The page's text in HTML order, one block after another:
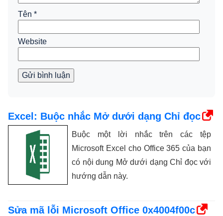
Tên *
Website
Gửi bình luận
Excel: Buộc nhắc Mở dưới dạng Chỉ đọc
Buộc một lời nhắc trên các tệp
Microsoft Excel cho Office 365 của bạn
có nội dung Mở dưới dạng Chỉ đọc với
hướng dẫn này.
Sửa mã lỗi Microsoft Office 0x4004f00c